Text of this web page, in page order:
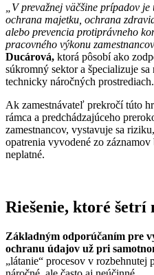
„V prevažnej väčšine prípadov
ochrana majetku, ochrana
alebo prevencia protiprávneho
pracovného výkonu
Ducárová, ktorá pôsobí ako
súkromný sektor a špecializuje
technicky náročných prostrediach.
Ak zamestnávateľ prekročí túto
rámca a predchádzajúceho
zamestnancov, vystavuje sa
opatrenia vyvodené zo
neplatné.
Riešenie, ktoré šetrí
Základným odporúčaním pre
ochranu údajov už pri
„látanie“ procesov v rozbehnutej